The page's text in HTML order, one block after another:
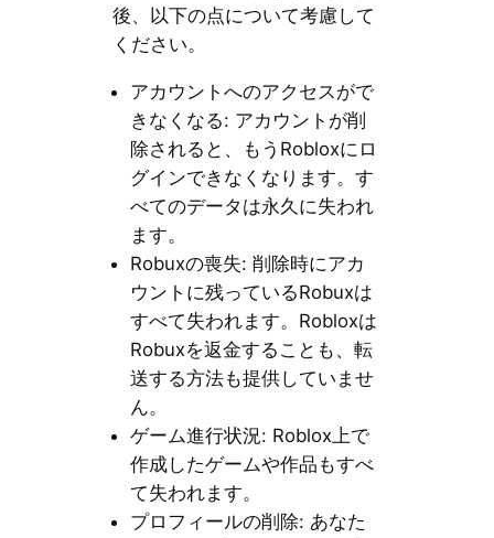
後、以下の点について考慮して
ください。
アカウントへのアクセスがで
きなくなる: アカウントが削
除されると、もうRobloxにロ
グインできなくなります。す
べてのデータは永久に失われ
ます。
Robuxの喪失: 削除時にアカ
ウントに残っているRobuxは
すべて失われます。Robloxは
Robuxを返金することも、転
送する方法も提供していませ
ん。
ゲーム進行状況: Roblox上で
作成したゲームや作品もすべ
て失われます。
プロフィールの削除: あなた